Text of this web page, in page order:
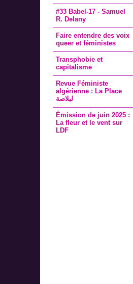
#33 Babel-17 - Samuel
R. Delany
Faire entendre des voix
queer et féministes
Transphobie et
capitalisme
Revue Féministe
algérienne : La Place
لبلاصة
Émission de juin 2025 :
La fleur et le vent sur
LDF